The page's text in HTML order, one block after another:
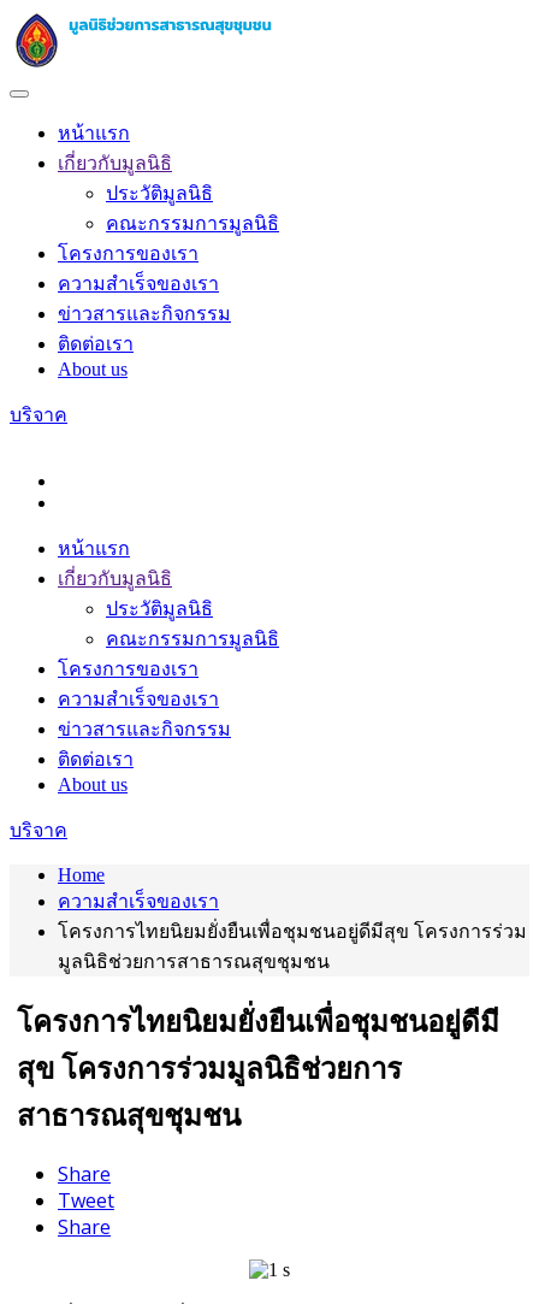
หน้าแรก
เกี่ยวกับมูลนิธิ
ประวัติมูลนิธิ
คณะกรรมการมูลนิธิ
โครงการของเรา
ความสำเร็จของเรา
ข่าวสารและกิจกรรม
ติดต่อเรา
About us
บริจาค
หน้าแรก
เกี่ยวกับมูลนิธิ
ประวัติมูลนิธิ
คณะกรรมการมูลนิธิ
โครงการของเรา
ความสำเร็จของเรา
ข่าวสารและกิจกรรม
ติดต่อเรา
About us
บริจาค
Home
ความสำเร็จของเรา
โครงการไทยนิยมยั่งยืนเพื่อชุมชนอยู่ดีมีสุข โครงการร่วม
มูลนิธิช่วยการสาธารณสุขชุมชน
โครงการไทยนิยมยั่งยืนเพื่อชุมชนอยู่ดีมี
สุข โครงการร่วมมูลนิธิช่วยการ
สาธารณสุขชุมชน
Share
Tweet
Share